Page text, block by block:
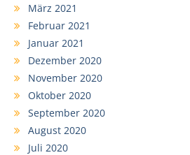
März 2021
Februar 2021
Januar 2021
Dezember 2020
November 2020
Oktober 2020
September 2020
August 2020
Juli 2020